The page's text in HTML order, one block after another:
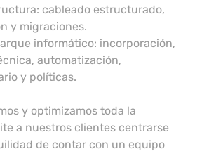
cableado estructurado,
y migraciones.
informático: incorporación,
automatización,
y políticas.
y optimizamos toda la
a nuestros clientes centrarse
de contar con un equipo